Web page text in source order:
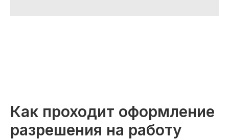
Как проходит оформление
разрешения на работу